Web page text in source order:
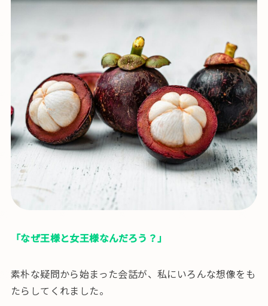
「なぜ王様と女王様なんだろう？」
素朴な疑問から始まった会話が、私にいろんな想像をも
たらしてくれました。